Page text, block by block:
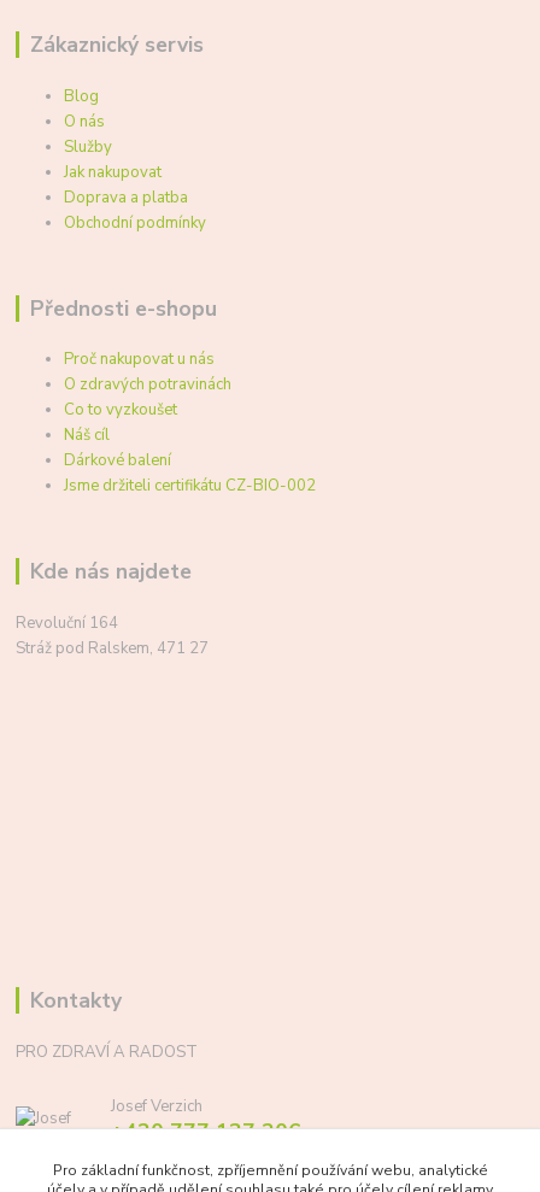
Zákaznický servis
Blog
O nás
Služby
Jak nakupovat
Doprava a platba
Obchodní podmínky
Přednosti e-shopu
Proč nakupovat u nás
O zdravých potravinách
Co to vyzkoušet
Náš cíl
Dárkové balení
Jsme držiteli certifikátu CZ-BIO-002
Kde nás najdete
Revoluční 164
Stráž pod Ralskem, 471 27
Kontakty
PRO ZDRAVÍ A RADOST
Josef Verzich
+420 777 137 206
Pro základní funkčnost, zpříjemnění používání webu, analytické